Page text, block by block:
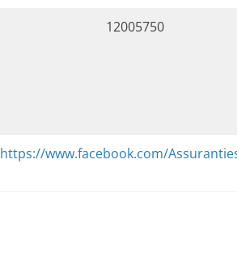
12005750
https://www.facebook.com/